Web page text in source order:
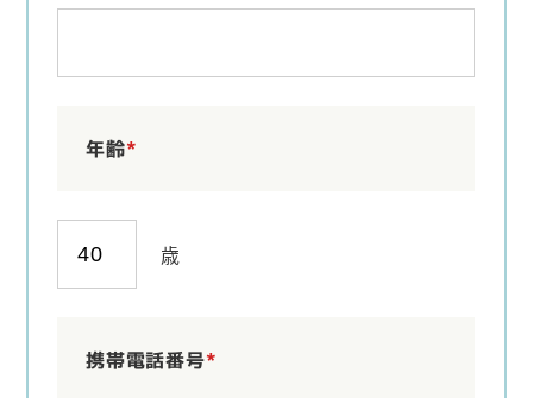
年齢*
歳
携帯電話番号*